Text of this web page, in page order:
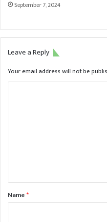
September 7, 2024
Leave a Reply
Your email address will not be
*Name*